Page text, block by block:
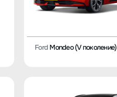
Ford Mondeo (V поколение)